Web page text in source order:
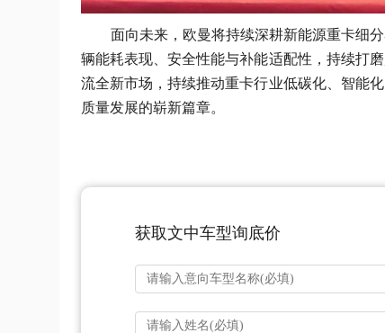
面向未来，欧曼将持续深耕新能源重卡细
辆能耗表现、安全性能与补能适配性，持续打
流全新市场，持续推动重卡行业低碳化、智能
质量发展的崭新篇章。
获取文中车型询底价